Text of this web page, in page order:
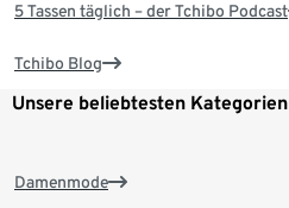
5 Tassen täglich – der Tchibo Podcast
Tchibo Blog
Unsere beliebtesten Kategorien
Damenmode